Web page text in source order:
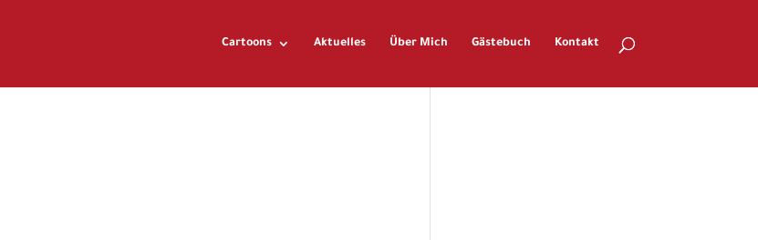
Cartoons Aktuelles Über Mich Gästebuch Kontakt